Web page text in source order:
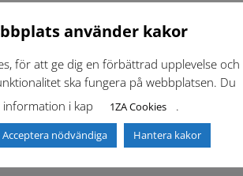
Kontaktlista
använder kakor
för att ge dig en förbättrad upplevelse och
ska fungera på webbplatsen. Du
i kap
1ZA Cookies .
Acceptera nödvändiga Hantera kakor